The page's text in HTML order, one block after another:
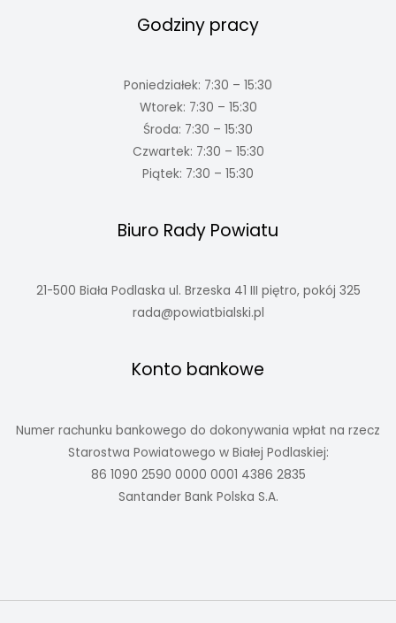
Godziny pracy
Poniedziałek: 7:30 – 15:30
Wtorek: 7:30 – 15:30
Środa: 7:30 – 15:30
Czwartek: 7:30 – 15:30
Piątek: 7:30 – 15:30
Biuro Rady Powiatu
21-500 Biała Podlaska ul. Brzeska 41 III piętro, pokój 325
rada@powiatbialski.pl
Konto bankowe
Numer rachunku bankowego do dokonywania wpłat na rzecz
Starostwa Powiatowego w Białej Podlaskiej:
86 1090 2590 0000 0001 4386 2835
Santander Bank Polska S.A.